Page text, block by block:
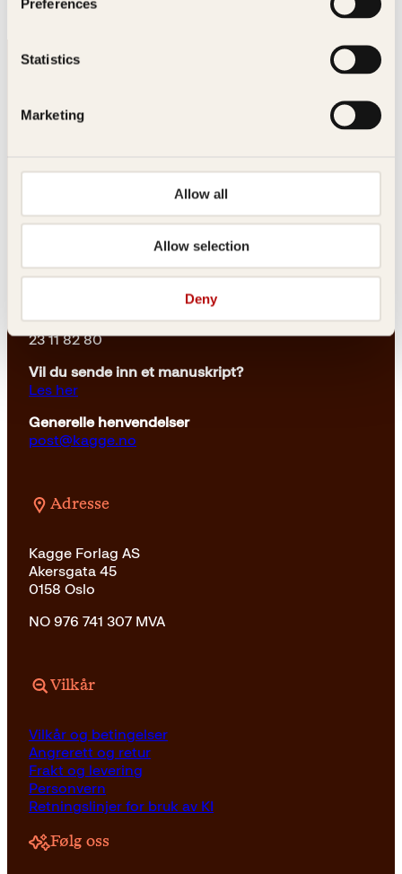
Preferences
Statistics
Marketing
Allow all
Allow selection
Deny
kundeservice@kagge.no
23 11 82 80
For bokhandlere og forfattere
salg@kagge.no
23 11 82 80
Vil du sende inn et manuskript?
Les her
Generelle henvendelser
post@kagge.no
Adresse
Kagge Forlag AS
Akersgata 45
0158 Oslo
NO 976 741 307 MVA
Vilkår
Vilkår og betingelser
Angrerett og retur
Frakt og levering
Personvern
Retningslinjer for bruk av KI
Følg oss